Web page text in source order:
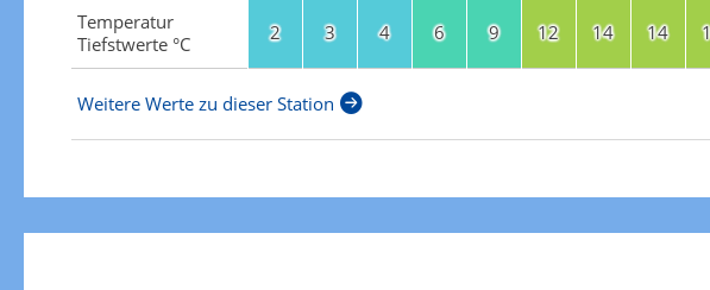
Temperatur
Tiefstwerte °C
2 3 4 6 9 12 14 14
Weitere Werte zu dieser Station